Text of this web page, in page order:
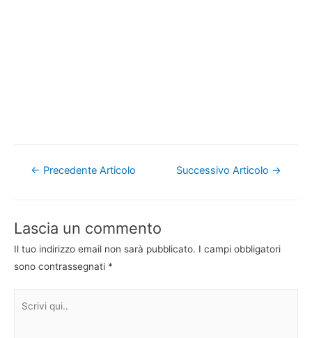
Navigazione
← Precedente Articolo Successivo Articolo →
Lascia un commento
Il tuo indirizzo email non sarà pubblicato. I campi obbligatori
sono contrassegnati *